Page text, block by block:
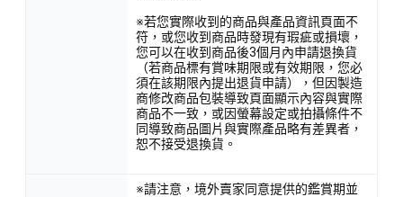
※若您實際收到的商品與產品資訊頁面不
符，或您收到商品時發現有瑕疵或損壞，
您可以在收到商品後3個月內申請退換貨
（若商品標有賞味期限或有效期限，您必
須在該期限內提出退貨申請），但因製造
商修改商品包裝導致頁面顯示內容與實際
商品不一致，或因螢幕設定或拍攝條件不
同導致商品圖片與實際產品略有差異者，
恕不接受退換貨。
※請注意，境外賣家同意提供的鑑賞期並